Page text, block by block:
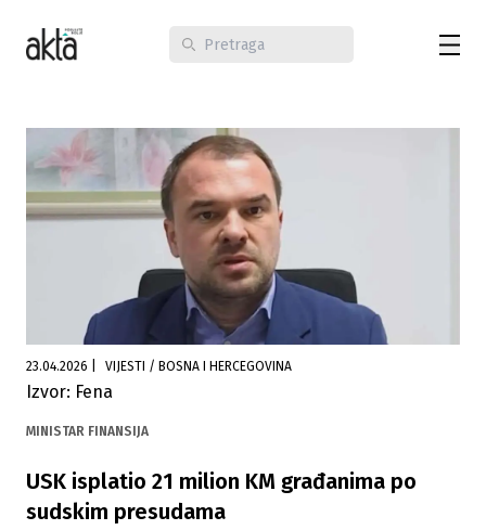
23.04.2026 VIJESTI / BOSNA I HERCEGOVINA
Izvor: Fena
MINISTAR FINANSIJA
USK isplatio 21 milion KM građanima po
sudskim presudama